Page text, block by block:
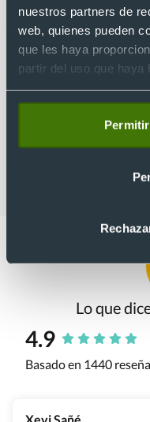
nuestros partners de
web, quienes pueden
que les haya
partir del uso que haya
Bolígrafos clásicos
Lo que
4.9
Basado en 1440